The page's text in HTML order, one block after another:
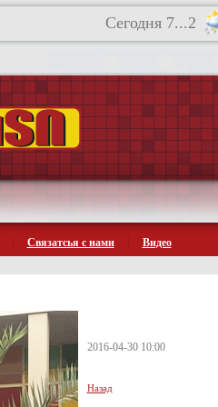
Сегодня 7...2
Связатсья с нами Видео
2016-04-30 10:00
Назад